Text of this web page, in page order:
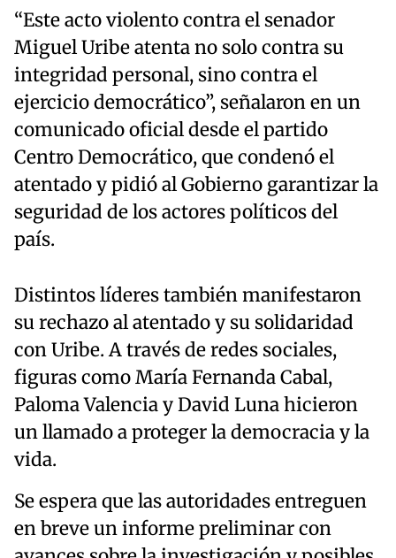
“Este acto violento contra el senador
Miguel Uribe atenta no solo contra su
integridad personal, sino contra el
ejercicio democrático”, señalaron en un
comunicado oficial desde el partido
Centro Democrático, que condenó el
atentado y pidió al Gobierno garantizar la
seguridad de los actores políticos del
país.
Distintos líderes también manifestaron
su rechazo al atentado y su solidaridad
con Uribe. A través de redes sociales,
figuras como María Fernanda Cabal,
Paloma Valencia y David Luna hicieron
un llamado a proteger la democracia y la
vida.
Se espera que las autoridades entreguen
en breve un informe preliminar con